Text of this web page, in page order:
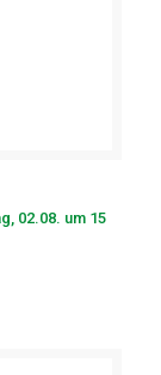
02.08. um 15